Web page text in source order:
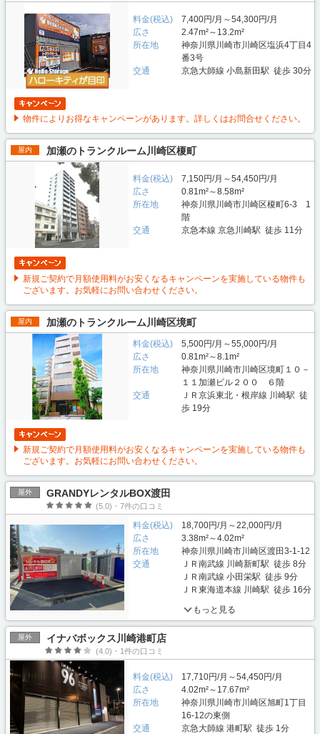
料金(税込)
7,400円/月～54,300円/月
広さ
2.47m²～13.2m²
所在地
神奈川県川崎市川崎区塩浜4丁目4
番3号
交通
京急大師線 小島新田駅 徒歩 30分
物件によりお得なキャンペーンがあります。詳しくはお問合せください。
屋内 加瀬のトランクルーム川崎区榎町
料金(税込)
7,150円/月～54,450円/月
広さ
0.81m²～8.58m²
所在地
神奈川県川崎市川崎区榎町6-3 1
階
交通
京急本線 京急川崎駅 徒歩 11分
新規ご契約で月額使用料がお安くなるキャンペーンを実施している物件も
ございます。お気軽にお問い合わせください。
屋内 加瀬のトランクルーム川崎区境町
料金(税込)
5,500円/月～55,000円/月
広さ
0.81m²～8.1m²
所在地
神奈川県川崎市川崎区境町１０－
１１加瀬ビル２００ ６階
交通
ＪＲ京浜東北・根岸線 川崎駅 徒
歩 19分
新規ご契約で月額使用料がお安くなるキャンペーンを実施している物件も
ございます。お気軽にお問い合わせください。
屋外 GRANDYレンタルBOX渡田
(5.0)・7件の口コミ
料金(税込)
18,700円/月～22,000円/月
広さ
3.38m²～4.02m²
所在地
神奈川県川崎市川崎区渡田3-1-12
交通
ＪＲ南武線 川崎新町駅 徒歩 8分
ＪＲ南武線 小田栄駅 徒歩 9分
ＪＲ東海道本線 川崎駅 徒歩 16分
もっと見る
屋外 イナバボックス川崎港町店
(4.0)・1件の口コミ
料金(税込)
17,710円/月～54,450円/月
広さ
4.02m²～17.67m²
所在地
神奈川県川崎市川崎区旭町1丁目
16-12の東側
交通
京急大師線 港町駅 徒歩 1分